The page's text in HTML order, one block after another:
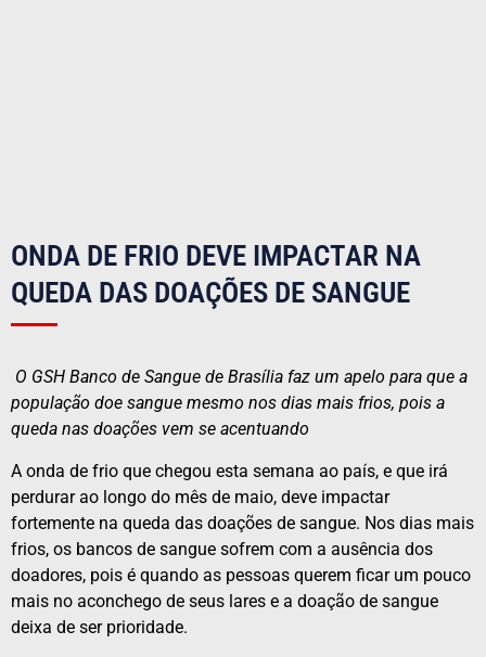
ONDA DE FRIO DEVE IMPACTAR NA
QUEDA DAS DOAÇÕES DE SANGUE
O GSH Banco de Sangue de Brasília faz um apelo para que a
população doe sangue mesmo nos dias mais frios, pois a
queda nas doações vem se acentuando
A onda de frio que chegou esta semana ao país, e que irá
perdurar ao longo do mês de maio, deve impactar
fortemente na queda das doações de sangue. Nos dias mais
frios, os bancos de sangue sofrem com a ausência dos
doadores, pois é quando as pessoas querem ficar um pouco
mais no aconchego de seus lares e a doação de sangue
deixa de ser prioridade.